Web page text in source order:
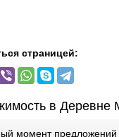
страницей:
в Деревне
момент предложений